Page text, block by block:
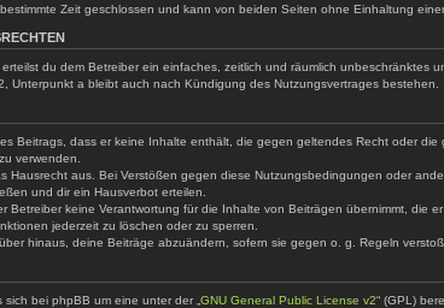
Zeit geschlossen und kann von beiden Seiten ohne Einhaltung
du dem Betreiber ein einfaches, zeitlich und räumlich unbeschränktes
Unterpunkt a bleibt auch nach Kündigung des Nutzungsvertrages bestehen.
Beitrags, dass er keine Inhalte enthält, die gegen geltendes Recht oder
verwenden.
Hausrecht aus. Bei Verstößen gegen diese Nutzungsbedingungen oder
und dir ein Hausverbot erteilen.
Betreiber keine Verantwortung für die Inhalte von Beiträgen übernimmt,
jederzeit zu löschen oder zu sperren.
hinaus, deine Beiträge abzuändern, sofern sie gegen o. g. Regeln
bei phpBB um eine unter der „ GNU General Public License v2“ (GPL)